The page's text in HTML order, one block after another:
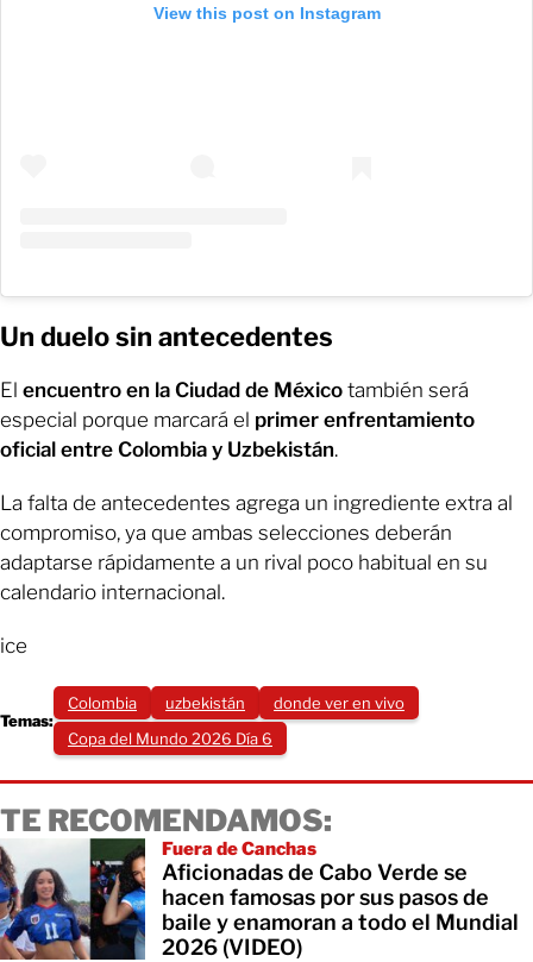
View this post on Instagram
Un duelo sin antecedentes
El encuentro en la Ciudad de México también será
especial porque marcará el primer enfrentamiento
oficial entre Colombia y Uzbekistán.
La falta de antecedentes agrega un ingrediente extra al
compromiso, ya que ambas selecciones deberán
adaptarse rápidamente a un rival poco habitual en su
calendario internacional.
ice
Temas:
Colombia uzbekistán
donde ver en vivo
Copa del Mundo 2026 Día 6
TE RECOMENDAMOS:
Fuera de Canchas
Aficionadas de Cabo Verde se
hacen famosas por sus pasos de
baile y enamoran a todo el Mundial
2026 (VIDEO)